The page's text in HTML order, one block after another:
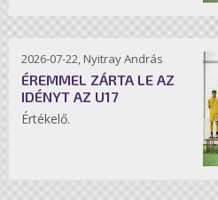
2026-07-22, Nyitray András
ÉREMMEL ZÁRTA LE AZ
IDÉNYT AZ U17
Értékelő.